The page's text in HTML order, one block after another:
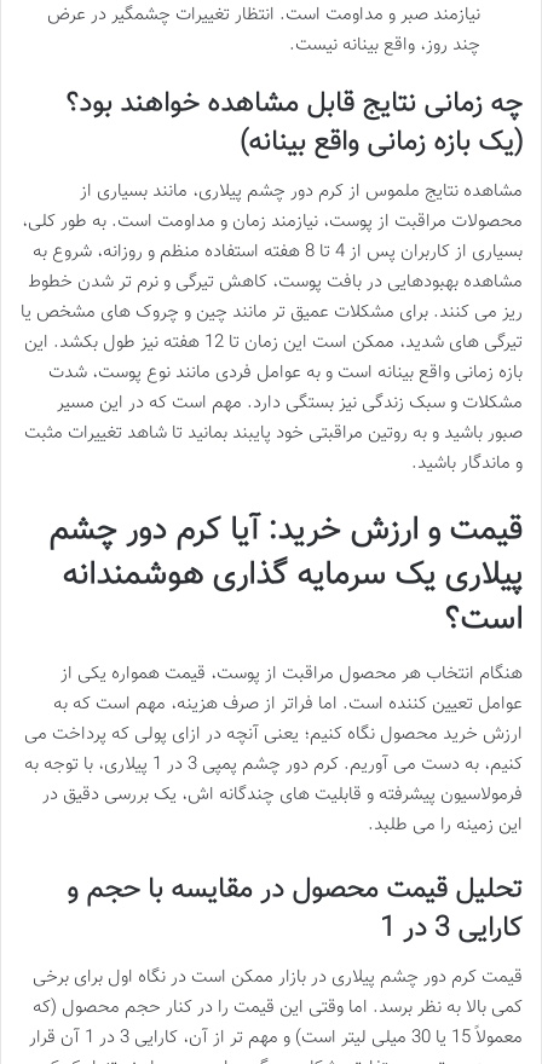
نیازمند صبر و مداومت است. انتظار تغییرات چشمگیر در عرض
چند روز، واقع بینانه نیست.
چه زمانی نتایج قابل مشاهده خواهند بود؟
(یک بازه زمانی واقع بینانه)
مشاهده نتایج ملموس از کرم دور چشم پیلاری، مانند بسیاری از
محصولات مراقبت از پوست، نیازمند زمان و مداومت است. به طور کلی،
بسیاری از کاربران پس از 4 تا 8 هفته استفاده منظم و روزانه، شروع به
مشاهده بهبودهایی در بافت پوست، کاهش تیرگی و نرم تر شدن خطوط
ریز می کنند. برای مشکلات عمیق تر مانند چین و چروک های مشخص یا
تیرگی های شدید، ممکن است این زمان تا 12 هفته نیز طول بکشد. این
بازه زمانی واقع بینانه است و به عوامل فردی مانند نوع پوست، شدت
مشکلات و سبک زندگی نیز بستگی دارد. مهم است که در این مسیر
صبور باشید و به روتین مراقبتی خود پایبند بمانید تا شاهد تغییرات مثبت
و ماندگار باشید.
قیمت و ارزش خرید: آیا کرم دور چشم
پیلاری یک سرمایه گذاری هوشمندانه
است؟
هنگام انتخاب هر محصول مراقبت از پوست، قیمت همواره یکی از
عوامل تعیین کننده است. اما فراتر از صرف هزینه، مهم است که به
ارزش خرید محصول نگاه کنیم؛ یعنی آنچه در ازای پولی که پرداخت می
کنیم، به دست می آوریم. کرم دور چشم پمپی 3 در 1 پیلاری، با توجه به
فرمولاسیون پیشرفته و قابلیت های چندگانه اش، یک بررسی دقیق در
این زمینه را می طلبد.
تحلیل قیمت محصول در مقایسه با حجم و
کارایی 3 در 1
قیمت کرم دور چشم پیلاری در بازار ممکن است در نگاه اول برای برخی
کمی بالا به نظر برسد. اما وقتی این قیمت را در کنار حجم محصول (که
معمولاً 15 یا 30 میلی لیتر است) و مهم تر از آن، کارایی 3 در 1 آن قرار